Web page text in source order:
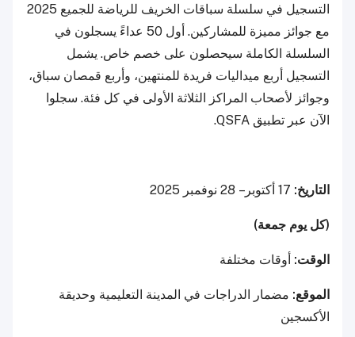
التسجيل في سلسلة سباقات الخريف للرياضة للجميع 2025
مع جوائز مميزة للمشاركين. أول 50 عداءً يسجلون في
السلسلة الكاملة سيحصلون على خصم خاص. يشمل
التسجيل أربع ميداليات فريدة للمنتهين، وأربع قمصان سباق،
وجوائز لأصحاب المراكز الثلاثة الأولى في كل فئة. سجلوا
الآن عبر تطبيق QSFA.
التاريخ:
(كل يوم جمعة)
الوقت: أوقات مختلفة
الموقع: مضمار الدراجات في المدينة التعليمية وحديقة
الأكسجين